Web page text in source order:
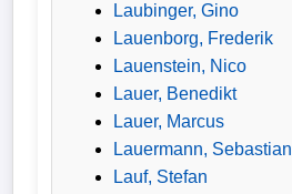
Laubinger, Gino
Lauenborg, Frederik
Lauenstein, Nico
Lauer, Benedikt
Lauer, Marcus
Lauermann, Sebastian
Lauf, Stefan